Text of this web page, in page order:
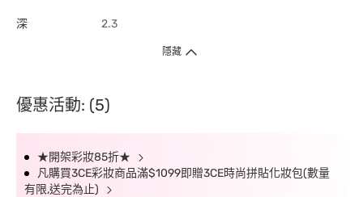
深 2.3
隱藏
優惠活動: (5)
★開架彩妝85折★
凡購買3CE彩妝商品滿$1099即贈3CE時尚拼貼化妝包(數量
有限,送完為止)